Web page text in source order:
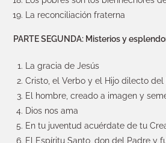
La reconciliación fraterna
PARTE SEGUNDA: Misterios y
La gracia de Jesús
Cristo, el Verbo y el Hijo dilecto del
El hombre, creado a imagen y
Dios nos ama
En tu juventud acuérdate de tu
El Espíritu Santo, don del Padre y